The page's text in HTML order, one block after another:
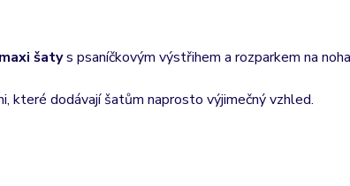
šatys psaníčkovým výstřihem a rozparkem na
které dodávají šatům naprosto výjimečný vzhled.